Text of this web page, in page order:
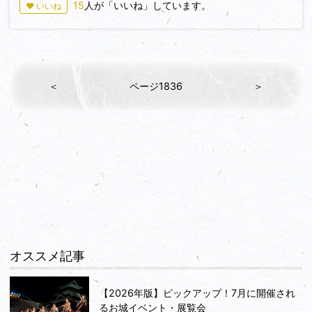
芦野 盛泰さんの時代に秀吉さんの北条征伐です。
芦野家の主家とは一緒に行動せず那須衆として参陣しました。
上杉 景勝さんの備えとして奮闘します。
私は車を那須歴史探訪館の駐車場に停めました。
無料ですが９時～５時までです。
駐車場からは遊歩道が続き、二ノ丸に到着します。
♥ いいね 15 人が「いいね」しています。
＜ ページ1836 ＞
オススメ記事
【2026年版】ピックアップ！7月に開催され
るお城イベント・展覧会